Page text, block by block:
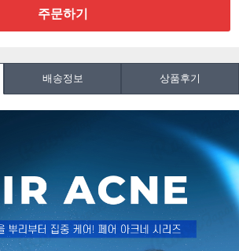
배송정보 상품후기